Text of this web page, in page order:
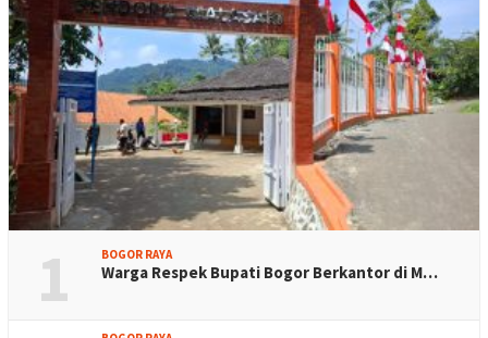
1 BOGOR RAYA
Warga Respek Bupati Bogor Berkantor di M…